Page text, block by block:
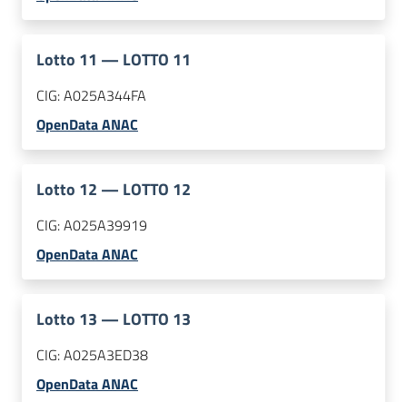
Lotto 11 — LOTTO 11
CIG:A025A344FA
OpenData ANAC
Lotto 12 — LOTTO 12
CIG:A025A39919
OpenData ANAC
Lotto 13 — LOTTO 13
CIG:A025A3ED38
OpenData ANAC